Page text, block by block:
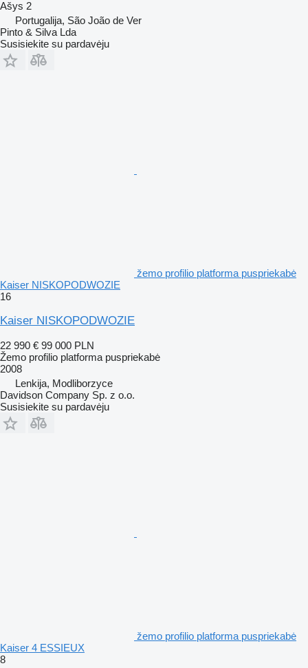
Ašys 2
Portugalija, São João de Ver
Pinto & Silva Lda
Susisiekite su pardavėju
žemo profilio platforma puspriekabė
Kaiser NISKOPODWOZIE
16
Kaiser NISKOPODWOZIE
22 990 € 99 000 PLN
Žemo profilio platforma puspriekabė
2008
Lenkija, Modliborzyce
Davidson Company Sp. z o.o.
Susisiekite su pardavėju
žemo profilio platforma puspriekabė
Kaiser 4 ESSIEUX
8